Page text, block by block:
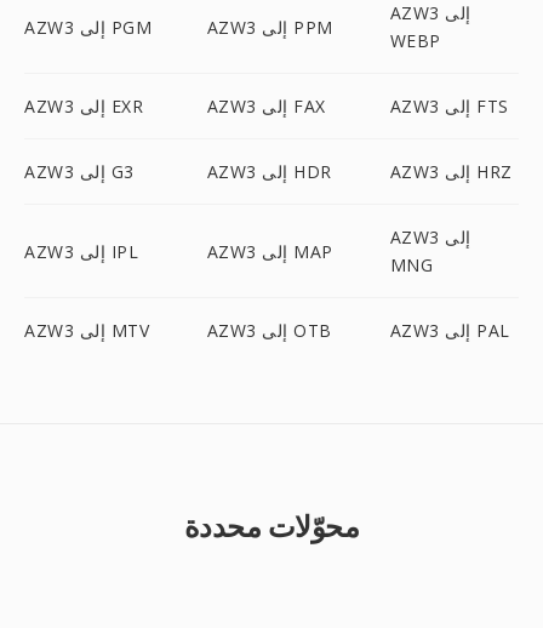
AZW3 إلى PGM AZW3 إلى PPM
AZW3 إلى
WEBP
AZW3 إلى EXR AZW3 إلى FAX AZW3 إلى FTS
AZW3 إلى G3 AZW3 إلى HDR AZW3 إلى HRZ
AZW3 إلى IPL AZW3 إلى MAP
AZW3 إلى
MNG
AZW3 إلى MTV AZW3 إلى OTB AZW3 إلى PAL
محوّلات محددة